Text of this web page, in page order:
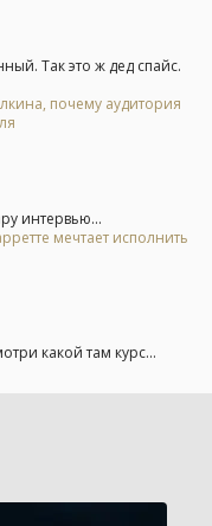
Так это ж дед спайс.
почему аудитория
интервью...
мечтает исполнить
какой там курс...